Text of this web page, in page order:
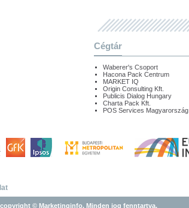
Cégtár
Waberer's Csoport
Hacona Pack Centrum
MARKET IQ
Origin Consulting Kft.
Publicis Dialog Hungary
Charta Pack Kft.
POS Services Magyarország
copyright © Marketinginfo. Minden jog fenntartva.